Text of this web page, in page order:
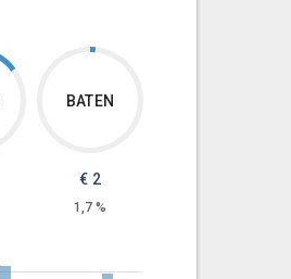
BATEN
€ 2
1,7 %